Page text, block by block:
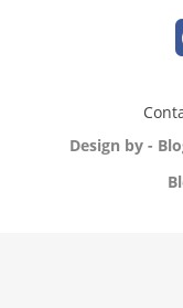
Design by -